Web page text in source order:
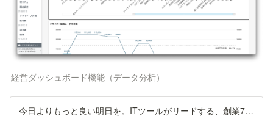
経営ダッシュボード機能（データ分析）
今日よりもっと良い明日を。ITツールがリードする、創業72年の運送会社の業務の新しい形とは｜アセンド編集部